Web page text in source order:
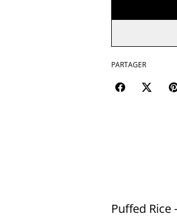
PARTAGER
Puffed Rice